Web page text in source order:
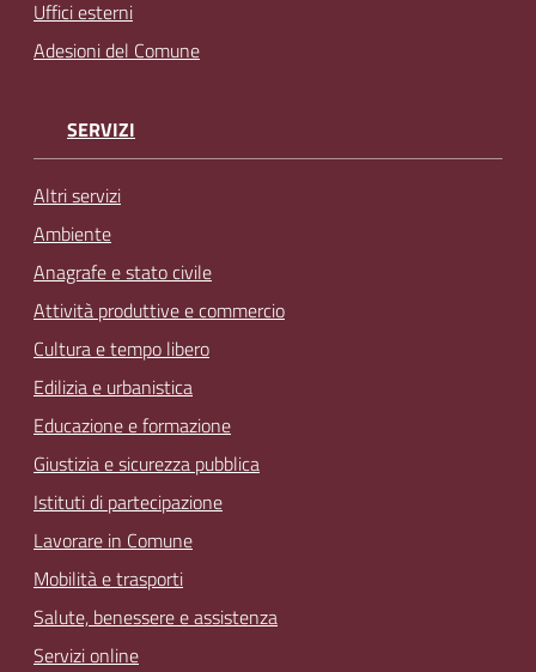
Uffici esterni
Adesioni del Comune
SERVIZI
Altri servizi
Ambiente
Anagrafe e stato civile
Attività produttive e commercio
Cultura e tempo libero
Edilizia e urbanistica
Educazione e formazione
Giustizia e sicurezza pubblica
Istituti di partecipazione
Lavorare in Comune
Mobilità e trasporti
Salute, benessere e assistenza
Servizi online